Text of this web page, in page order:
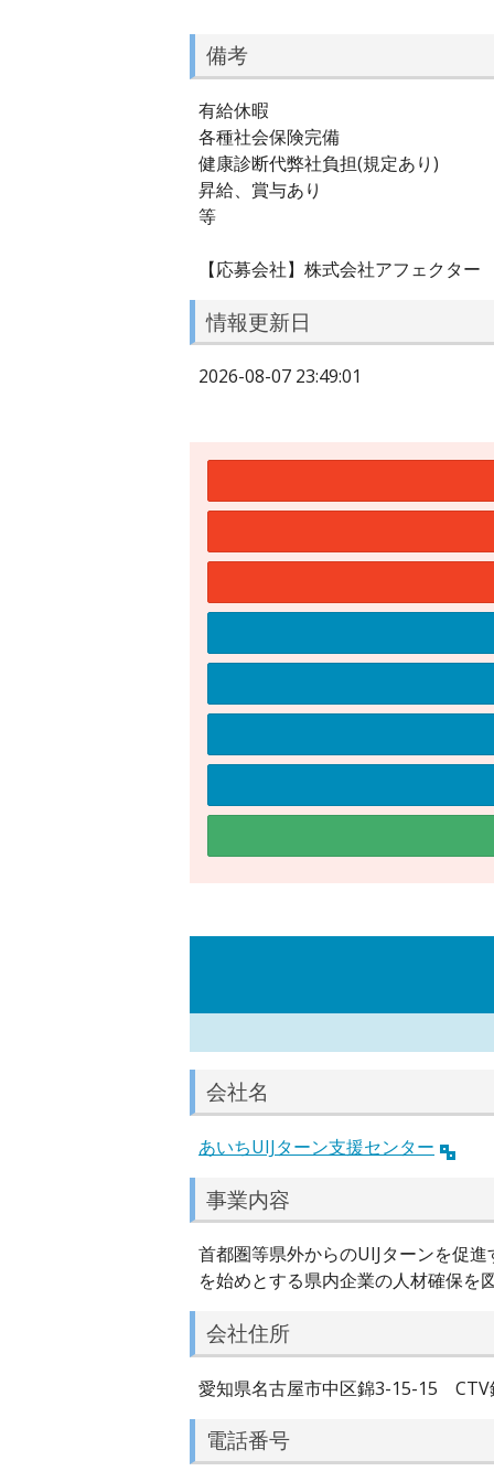
備考
有給休暇
各種社会保険完備
健康診断代弊社負担(規定あり)
昇給、賞与あり
等
【応募会社】株式会社アフェクター
情報更新日
2026-08-07 23:49:01
会社名
あいちUIJターン支援センター
事業内容
首都圏等県外からのUIJターンを促
を始めとする県内企業の人材確保を
会社住所
愛知県名古屋市中区錦3-15-15 CTV
電話番号